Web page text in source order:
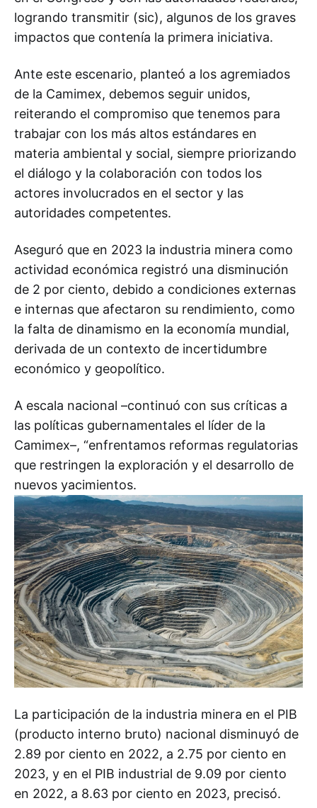
logrando transmitir (sic), algunos de los graves
impactos que contenía la primera iniciativa.
Ante este escenario, planteó a los agremiados
de la Camimex, debemos seguir unidos,
reiterando el compromiso que tenemos para
trabajar con los más altos estándares en
materia ambiental y social, siempre priorizando
el diálogo y la colaboración con todos los
actores involucrados en el sector y las
autoridades competentes.
Aseguró que en 2023 la industria minera como
actividad económica registró una disminución
de 2 por ciento, debido a condiciones externas
e internas que afectaron su rendimiento, como
la falta de dinamismo en la economía mundial,
derivada de un contexto de incertidumbre
económico y geopolítico.
A escala nacional –continuó con sus críticas a
las políticas gubernamentales el líder de la
Camimex–, “enfrentamos reformas regulatorias
que restringen la exploración y el desarrollo de
nuevos yacimientos.
La participación de la industria minera en el PIB
(producto interno bruto) nacional disminuyó de
2.89 por ciento en 2022, a 2.75 por ciento en
2023, y en el PIB industrial de 9.09 por ciento
en 2022, a 8.63 por ciento en 2023, precisó.